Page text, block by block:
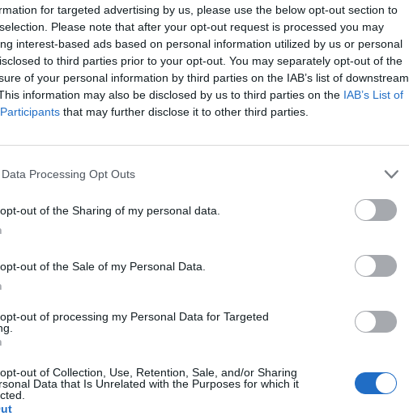
for targeted advertising by us, please use the below opt-out section to
Please note that after your opt-out request is processed you may
interest-based ads based on personal information utilized by us or personal
to third parties prior to your opt-out. You may separately opt-out of the
of your personal information by third parties on the IAB’s list of downstream
information may also be disclosed by us to third parties on the IAB’s List of
that may further disclose it to other third parties.
Processing Opt Outs
out of the Sharing of my personal data.
out of the Sale of my Personal Data.
out of processing my Personal Data for Targeted
out of Collection, Use, Retention, Sale, and/or Sharing
Data that Is Unrelated with the Purposes for which it
Tetszett a film? Oszd meg:
Hasonló teljes filmek magyarul